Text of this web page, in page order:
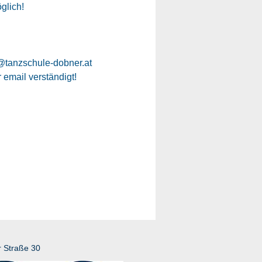
dobner.at
verständigt!
Straße 30